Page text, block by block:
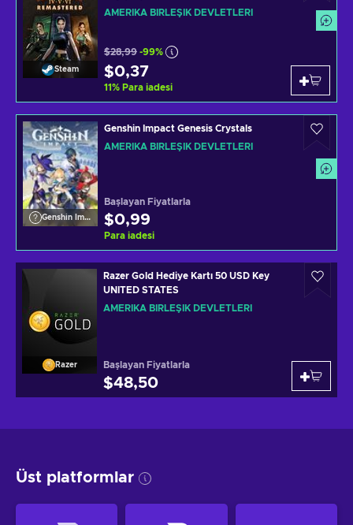
Steam
AMERIKA BIRLEŞIK DEVLETLERI
$28,99 -99%
$0,37
11% Para iadesi
Genshin Impact
Genshin Impact Genesis Crystals
AMERIKA BIRLEŞIK DEVLETLERI
Başlayan Fiyatlarla
$0,99
Para iadesi
Razer
Razer Gold Hediye Kartı 50 USD Key
UNITED STATES
AMERIKA BIRLEŞIK DEVLETLERI
Başlayan Fiyatlarla
$48,50
Üst platformlar